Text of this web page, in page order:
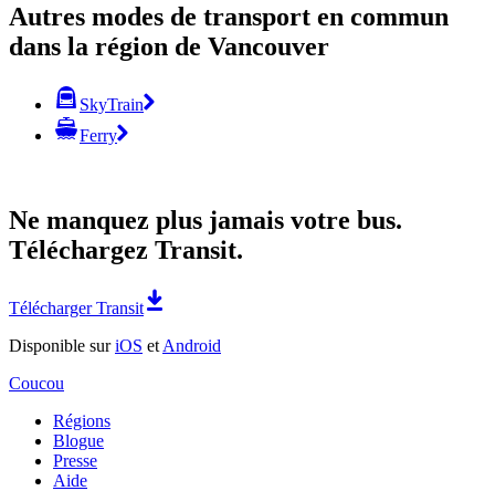
Autres modes de transport en commun
dans la région de Vancouver
SkyTrain
Ferry
Ne manquez plus jamais votre bus.
Téléchargez Transit.
Télécharger Transit
Disponible suriOS et Android
Coucou
Régions
Blogue
Presse
Aide